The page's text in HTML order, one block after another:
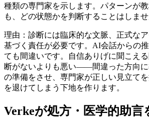
種類の専門家を示します。パターンが
も、どの状態かを判断することはしませ
理由：診断には臨床的な文脈、正式な
基づく責任が必要です。AI会話からの
ても間違いです。自信ありげに聞こえ
断がないよりも悪い——間違った方向
の準備をさせ、専門家が正しい見立て
を退けてしまう下地を作ります。
Verkeが処方・医学的助